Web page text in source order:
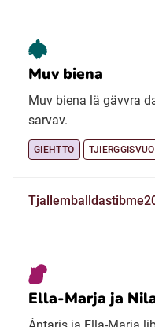
Muv biena
Muv biena lä gävvra
sarvav.
GIEHTTO
Ella-Marja ja